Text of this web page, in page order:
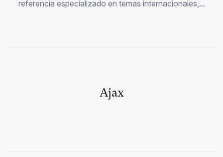
referencia especializado en temas internacionales,...
Ajax